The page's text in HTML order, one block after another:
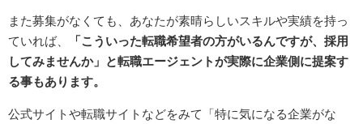
また募集がなくても、あなたが素晴らしいスキルや実績を持っ
ていれば、
「こういった転職希望者の方がいるんですが、採用
してみませんか」と転職エージェントが実際に企業側に提案す
る事もあります。
公式サイトや転職サイトなどをみて「特に気になる企業がな